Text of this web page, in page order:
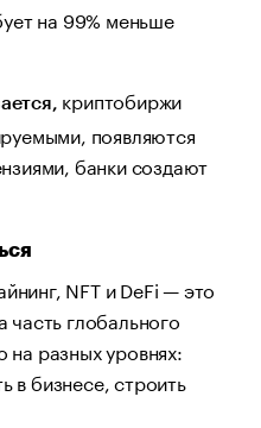
на 99% меньше
криптобиржи
появляются
банки создают
NFT и DeFi — это
часть глобального
на разных уровнях:
в бизнесе, строить